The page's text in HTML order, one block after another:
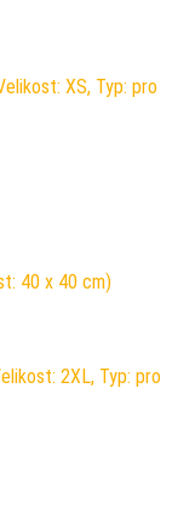
XS, Typ: pro
40 x 40 cm)
2XL, Typ: pro